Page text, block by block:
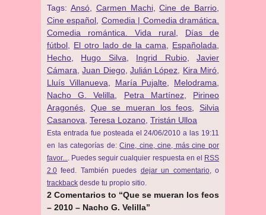
Tags: Ansó, Carmen Machi,Cine de Barrio
Cine español Comedia | Comedia dramática.
Comedia romántica. Vida rural
Días de
fútbol
El otro lado de la cama Españolada
Hecho
Hugo Silva Ingrid Rubio,Javier
Cámara ,Juan Diego,Julián López Kira Miró
Lluís Villanueva
María Pujalte Melodrama
Nacho G. Velilla
Petra Martínez, Pirineo
Aragonés
Que se mueran los feos
Silvia
Casanova Teresa Lozano Tristán Ulloa
Esta entrada fue posteada el 24/06/2010 a las 19:11
en las categorías de:Cine, cine, cine, más cine por
favor...
. Puedes seguir cualquier respuesta en el RSS
2.0 feed. También puedes dejar un comentario, o
trackback desde tu propio sitio.
2 Comentarios to “Que se mueran los feos
– 2010 – Nacho G. Velilla”